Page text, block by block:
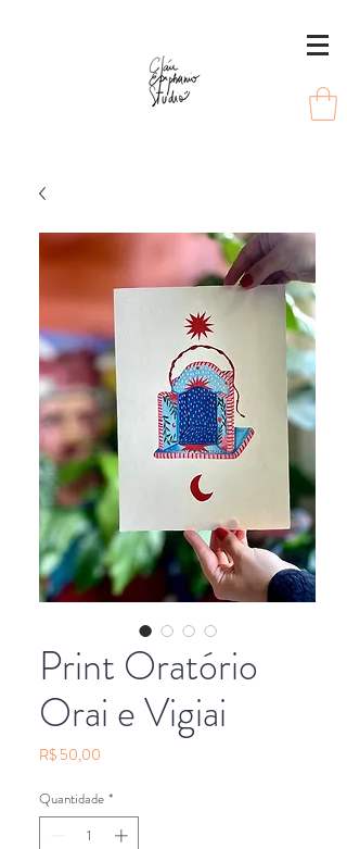
Print Oratório
Orai e Vigiai
R$ 50,00
Quantidade *